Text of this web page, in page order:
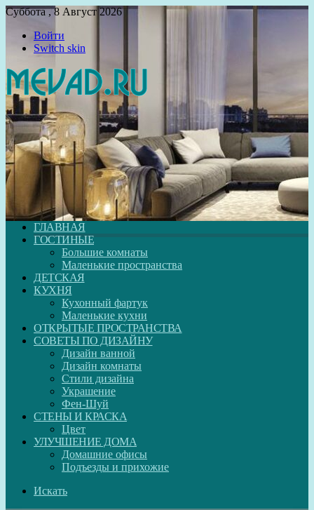
Суббота , 8 Август 2026
Войти
Switch skin
ГЛАВНАЯ
ГОСТИНЫЕ
Большие комнаты
Маленькие пространства
ДЕТСКАЯ
КУХНЯ
Кухонный фартук
Маленькие кухни
ОТКРЫТЫЕ ПРОСТРАНСТВА
СОВЕТЫ ПО ДИЗАЙНУ
Дизайн ванной
Дизайн комнаты
Стили дизайна
Украшение
Фен-Шуй
СТЕНЫ И КРАСКА
Цвет
УЛУЧШЕНИЕ ДОМА
Домашние офисы
Подъезды и прихожие
Искать